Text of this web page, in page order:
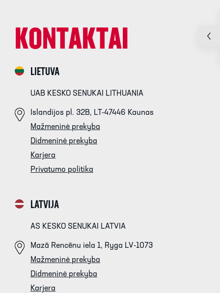
KONTAKTAI
LIETUVA
UAB KESKO SENUKAI LITHUANIA
Islandijos pl. 32B, LT-47446 Kaunas
Mažmeninė prekyba
Didmeninė prekyba
Karjera
Privatumo politika
LATVIJA
AS KESKO SENUKAI LATVIA
Mazā Rencēnu iela 1, Ryga LV-1073
Mažmeninė prekyba
Didmeninė prekyba
Karjera